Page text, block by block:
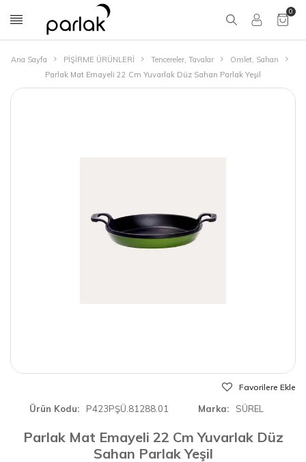
0
Ana Sayfa PİŞİRME ÜRÜNLERİ Tencereler, Tavalar
Omlet, Sahan
Parlak Mat Emayeli 22 Cm Yuvarlak Düz Sahan Parlak Yeşil
Favorilere Ekle
Ürün Kodu P423PŞÜ.81288.01 Marka SÜREL
Parlak Mat Emayeli 22 Cm Yuvarlak Düz
Sahan Parlak Yeşil